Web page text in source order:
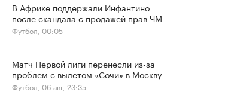
В Африке поддержали Инфантино
после скандала с продажей прав ЧМ
Футбол, 00:05
Матч Первой лиги перенесли из-за
проблем с вылетом «Сочи» в Москву
Футбол, 06 авг, 23:35